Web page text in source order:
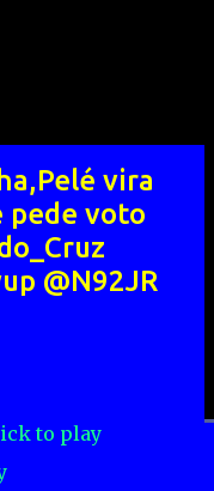
vira
pede voto
@N92JR